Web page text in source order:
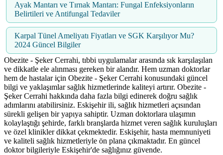
Ayak Mantarı ve Tırnak Mantarı: Fungal Enfeksiyonların
Belirtileri ve Antifungal Tedaviler
Karpal Tünel Ameliyatı Fiyatları ve SGK Karşılıyor Mu?
2024 Güncel Bilgiler
Obezite - Şeker Cerrahi, tıbbi uygulamalar arasında sık karşılaşılan
ve dikkatle ele alınması gereken bir alandır. Hem uzman doktorlar
hem de hastalar için Obezite - Şeker Cerrahi konusundaki güncel
bilgi ve yaklaşımlar sağlık hizmetlerinde kaliteyi artırır. Obezite -
Şeker Cerrahi hakkında daha fazla bilgi edinerek doğru sağlık
adımlarını atabilirsiniz. Eskişehir ili, sağlık hizmetleri açısından
sürekli gelişen bir yapıya sahiptir. Uzman doktorlara ulaşımın
kolaylaştığı şehirde, farklı branşlarda hizmet veren sağlık kuruluşları
ve özel klinikler dikkat çekmektedir. Eskişehir, hasta memnuniyeti
ve kaliteli sağlık hizmetleriyle ön plana çıkmaktadır. En güncel
doktor bilgileriyle Eskişehir'de sağlığınız güvende.